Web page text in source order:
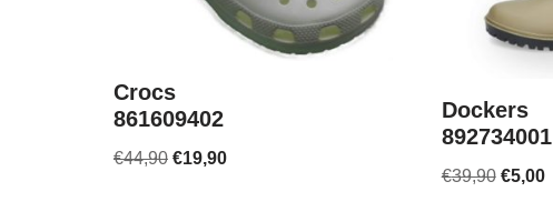
Crocs
861609402
€44,90 €19,90
Dockers
892734001
€39,90 €5,00